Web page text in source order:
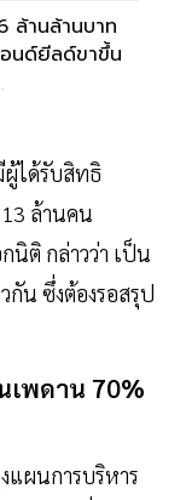
ล้านล้านบาท
บตาบอนด์ยีลด์ขาขึ้น
ผู้ได้รับสิทธิ
ล้านคน
นิติ กล่าวว่า เป็น
กัน ซึ่งต้องรอสรุป
เพดาน 70%
แผนการบริหาร